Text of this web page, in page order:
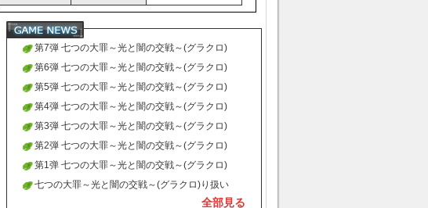
第7弾 七つの大罪～光と闇の交戦～(グラクロ)
の新しく初期アカウント入荷が入り、販売始ま
りました。
第6弾 七つの大罪～光と闇の交戦～(グラクロ)
の新しく初期アカウント入荷が入り、販売始ま
りました。
第5弾 七つの大罪～光と闇の交戦～(グラクロ)
の新しく初期アカウント入荷が入り、販売始ま
りました。
第4弾 七つの大罪～光と闇の交戦～(グラクロ)
の新しく初期アカウント入荷が入り、販売始ま
りました。
第3弾 七つの大罪～光と闇の交戦～(グラクロ)
の新しく初期アカウント入荷が入り、販売始ま
りました。
第2弾 七つの大罪～光と闇の交戦～(グラクロ)
の新しく初期アカウント入荷が入り、販売始ま
りました。
第1弹 七つの大罪～光と闇の交戦～(グラクロ)
の新しく初期アカウント入荷が入り、販売始ま
七つの大罪～光と闇の交戦～(グラクロ)り扱い
全部見る